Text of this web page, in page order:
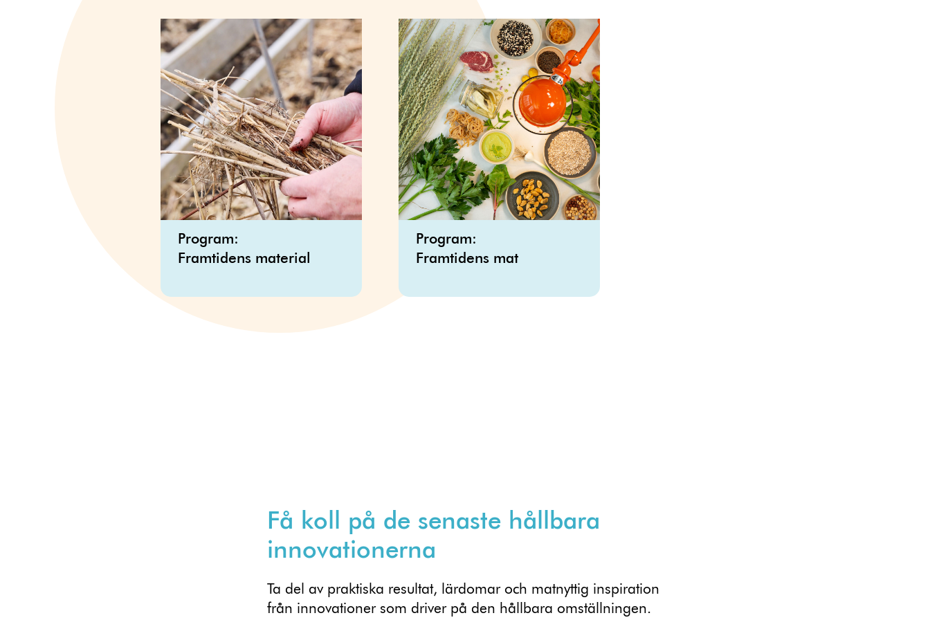
Program:
Framtidens material
Program:
Framtidens mat
Få koll på de senaste hållbara
innovationerna
Ta del av praktiska resultat, lärdomar och matnyttig inspiration
från innovationer som driver på den hållbara omställningen.